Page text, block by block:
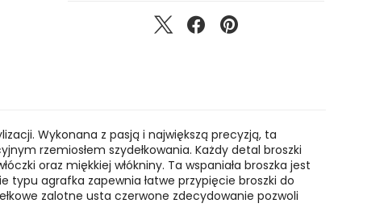
Wykonana z pasją i największą precyzją, ta
rzemiosłem szydełkowania. Każdy detal broszki
oraz miękkiej włókniny. Ta wspaniała broszka jest
agrafka zapewnia łatwe przypięcie broszki do
zalotne usta czerwone zdecydowanie pozwoli